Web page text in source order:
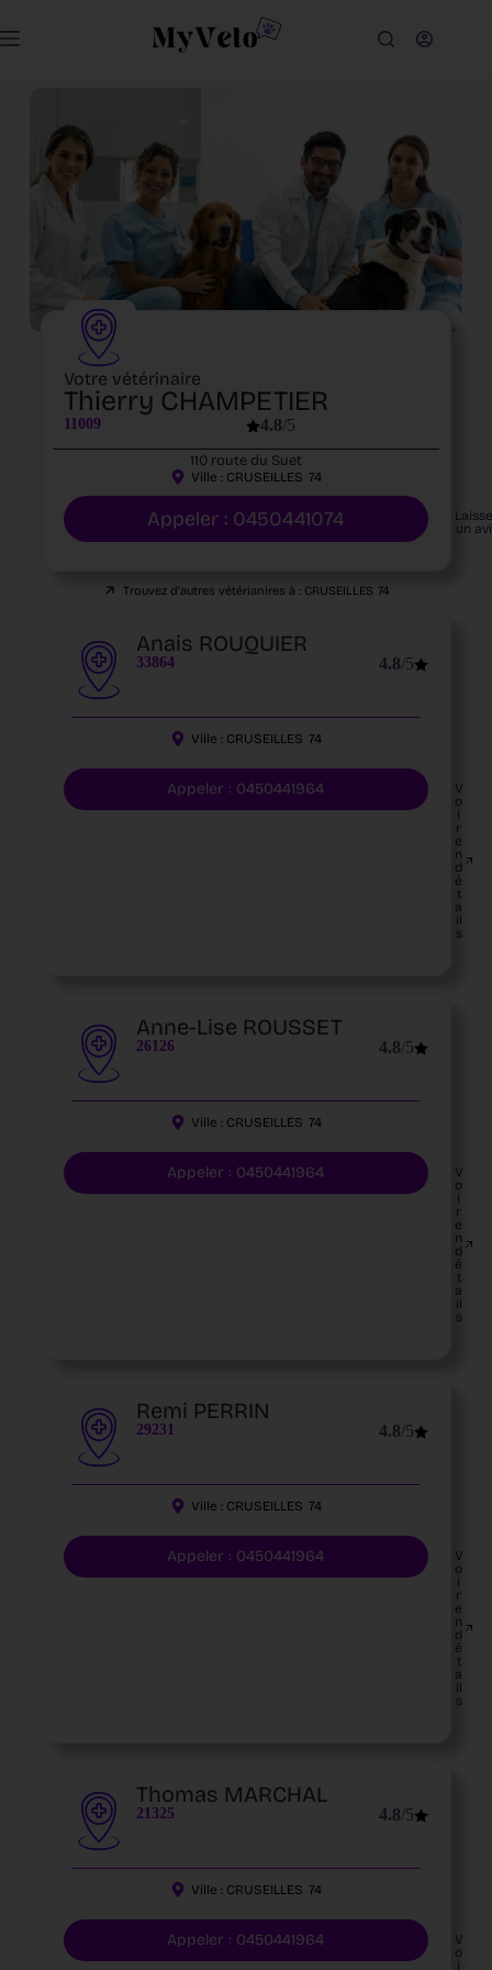
Votre vétérinaire
Thierry CHAMPETIER
11009 4.8/5
110 route du Suet
Ville : CRUSEILLES 74
Appeler : 0450441074
un
Trouvez d'autres vétérianires à : CRUSEILLES 74
Anais ROUQUIER
33864 4.8/5
Ville : CRUSEILLES 74
Appeler : 0450441964
V
o
i
r
e
n
d
é
t
a
il
s
Anne-Lise ROUSSET
26126 4.8/5
Ville : CRUSEILLES 74
Appeler : 0450441964
V
o
i
r
e
n
d
é
t
a
il
s
Remi PERRIN
29231 4.8/5
Ville : CRUSEILLES 74
Appeler : 0450441964
V
o
i
r
e
n
d
é
t
a
il
s
Thomas MARCHAL
21325 4.8/5
Ville : CRUSEILLES 74
Appeler : 0450441964
V
o
i